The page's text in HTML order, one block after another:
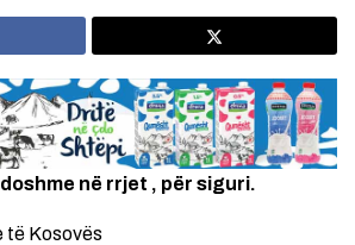
në rrjet , për siguri.
të Kosovës